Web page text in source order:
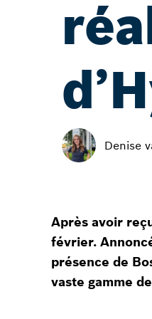
Denise
Après avoir
février.
présence de
vaste gamme